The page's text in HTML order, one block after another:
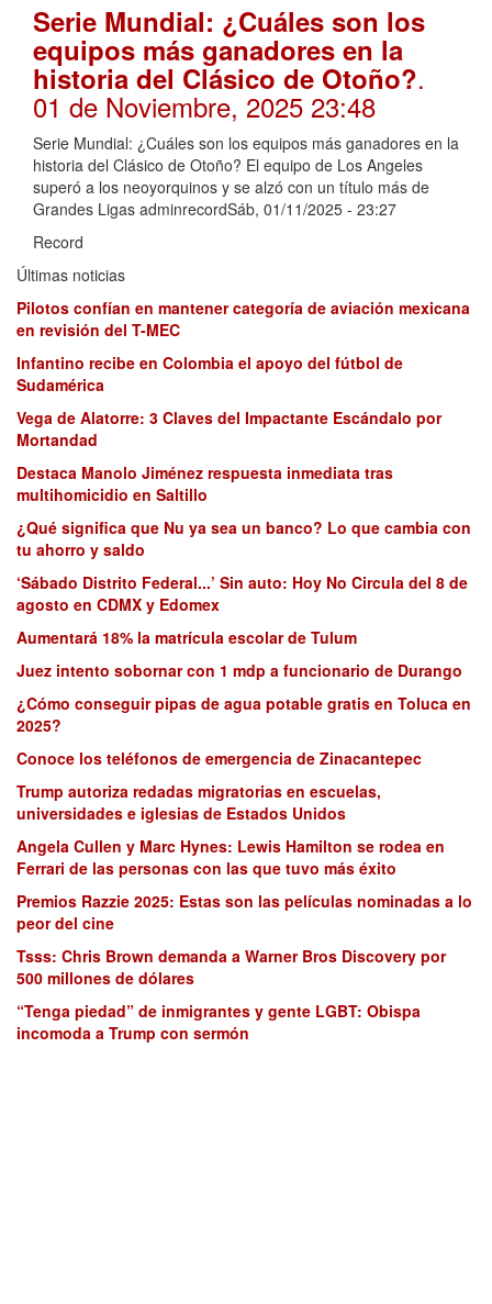
Serie Mundial: ¿Cuáles son los
equipos más ganadores en la
historia del Clásico de Otoño?.
01 de Noviembre, 2025 23:48
Serie Mundial: ¿Cuáles son los equipos más ganadores en la
historia del Clásico de Otoño? El equipo de Los Angeles
superó a los neoyorquinos y se alzó con un título más de
Grandes Ligas adminrecordSáb, 01/11/2025 - 23:27
Record
Últimas noticias
Pilotos confían en mantener categoría de aviación mexicana
en revisión del T-MEC
Infantino recibe en Colombia el apoyo del fútbol de
Sudamérica
Vega de Alatorre: 3 Claves del Impactante Escándalo por
Mortandad
Destaca Manolo Jiménez respuesta inmediata tras
multihomicidio en Saltillo
¿Qué significa que Nu ya sea un banco? Lo que cambia con
tu ahorro y saldo
‘Sábado Distrito Federal...’ Sin auto: Hoy No Circula del 8 de
agosto en CDMX y Edomex
Aumentará 18% la matrícula escolar de Tulum
Juez intento sobornar con 1 mdp a funcionario de Durango
¿Cómo conseguir pipas de agua potable gratis en Toluca en
2025?
Conoce los teléfonos de emergencia de Zinacantepec
Trump autoriza redadas migratorias en escuelas,
universidades e iglesias de Estados Unidos
Angela Cullen y Marc Hynes: Lewis Hamilton se rodea en
Ferrari de las personas con las que tuvo más éxito
Premios Razzie 2025: Estas son las películas nominadas a lo
peor del cine
Tsss: Chris Brown demanda a Warner Bros Discovery por
500 millones de dólares
“Tenga piedad” de inmigrantes y gente LGBT: Obispa
incomoda a Trump con sermón